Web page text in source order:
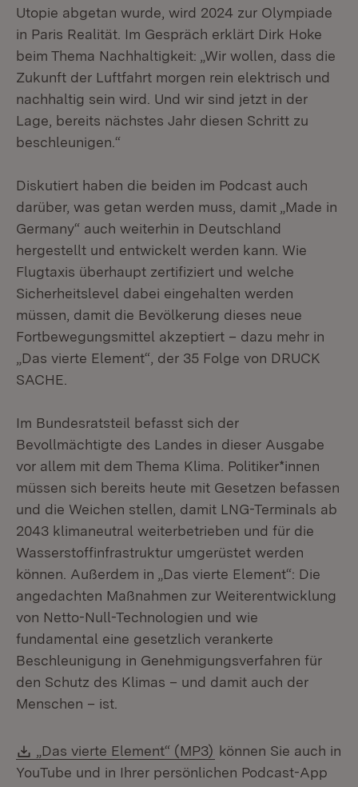
Utopie abgetan wurde, wird 2024 zur Olympiade
in Paris Realität. Im Gespräch erklärt Dirk Hoke
beim Thema Nachhaltigkeit: „Wir wollen, dass die
Zukunft der Luftfahrt morgen rein elektrisch und
nachhaltig sein wird. Und wir sind jetzt in der
Lage, bereits nächstes Jahr diesen Schritt zu
beschleunigen.“
Diskutiert haben die beiden im Podcast auch
darüber, was getan werden muss, damit „Made in
Germany“ auch weiterhin in Deutschland
hergestellt und entwickelt werden kann. Wie
Flugtaxis überhaupt zertifiziert und welche
Sicherheitslevel dabei eingehalten werden
müssen, damit die Bevölkerung dieses neue
Fortbewegungsmittel akzeptiert – dazu mehr in
„Das vierte Element“, der 35 Folge von DRUCK
SACHE.
Im Bundesratsteil befasst sich der
Bevollmächtigte des Landes in dieser Ausgabe
vor allem mit dem Thema Klima. Politiker*innen
müssen sich bereits heute mit Gesetzen befassen
und die Weichen stellen, damit LNG-Terminals ab
2043 klimaneutral weiterbetrieben und für die
Wasserstoffinfrastruktur umgerüstet werden
können. Außerdem in „Das vierte Element“: Die
angedachten Maßnahmen zur Weiterentwicklung
von Netto-Null-Technologien und wie
fundamental eine gesetzlich verankerte
Beschleunigung in Genehmigungsverfahren für
den Schutz des Klimas – und damit auch der
Menschen – ist.
Download:
„Das vierte Element“ (MP3) (Öffnet in neuem
können Sie auch in
YouTube und in Ihrer persönlichen Podcast-App